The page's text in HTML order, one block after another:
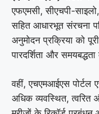
एफएमसी, सीएचपी-
सहित आधारभूत संरचना
अनुमोदन प्रक्रिया को
पारदर्शिता और समयबद्धता
वहीं, एचएमआईएस पोर्टल
अधिक व्यवस्थित,